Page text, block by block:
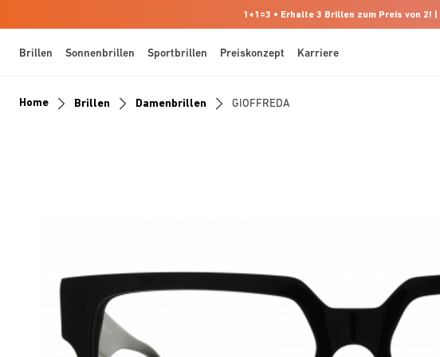
1+1=3 • Erhalte 3 Brillen zum Preis von 2! |
Brillen Sonnenbrillen Sportbrillen Preiskonzept Karriere
Home Brillen Damenbrillen GIOFFREDA